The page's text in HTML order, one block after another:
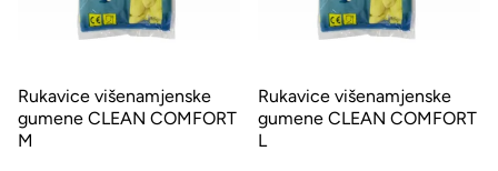
Rukavice višenamjenske
gumene CLEAN COMFORT
M
Rukavice višenamjenske
gumene CLEAN COMFORT
L